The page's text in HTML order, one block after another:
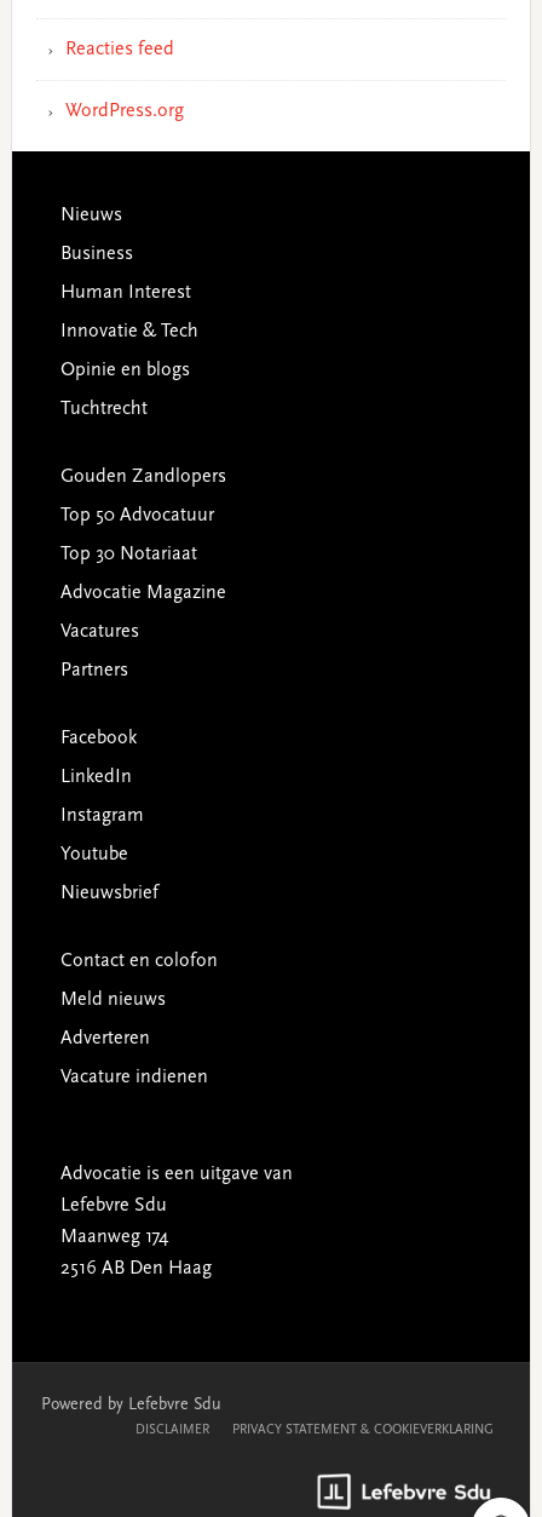
Reacties feed
WordPress.org
Footer
Nieuws
Business
Human Interest
Innovatie & Tech
Opinie en blogs
Tuchtrecht
Gouden Zandlopers
Top 50 Advocatuur
Top 30 Notariaat
Advocatie Magazine
Vacatures
Partners
Facebook
LinkedIn
Instagram
Youtube
Nieuwsbrief
Contact en colofon
Meld nieuws
Adverteren
Vacature indienen
Advocatie is een uitgave van
Lefebvre Sdu
Maanweg 174
2516 AB Den Haag
Powered by Lefebvre Sdu
DISCLAIMER PRIVACY STATEMENT & COOKIEVERKLARING